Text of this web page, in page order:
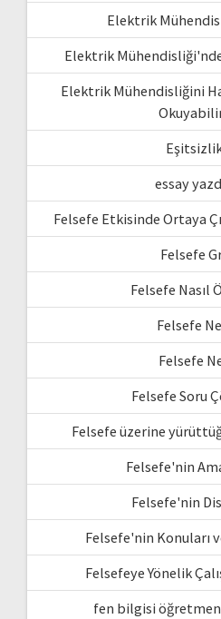
Elektrik
Elektrik
Elektrik Mühendisliğini
essay
Felsefe Etkisinde Ortaya
Felsefe
Felsefe Nasıl
Felsefe
Felsefe
Felsefe Soru
Felsefe üzerine
Felsefe'nin
Felsefe'nin
Felsefe'nin Konuları
Felsefeye Yönelik
fen bilgisi